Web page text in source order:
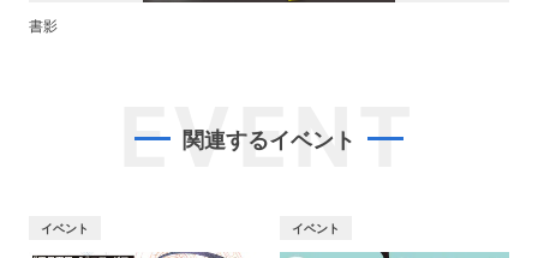
書影
EVENT
関連するイベント
イベント イベント